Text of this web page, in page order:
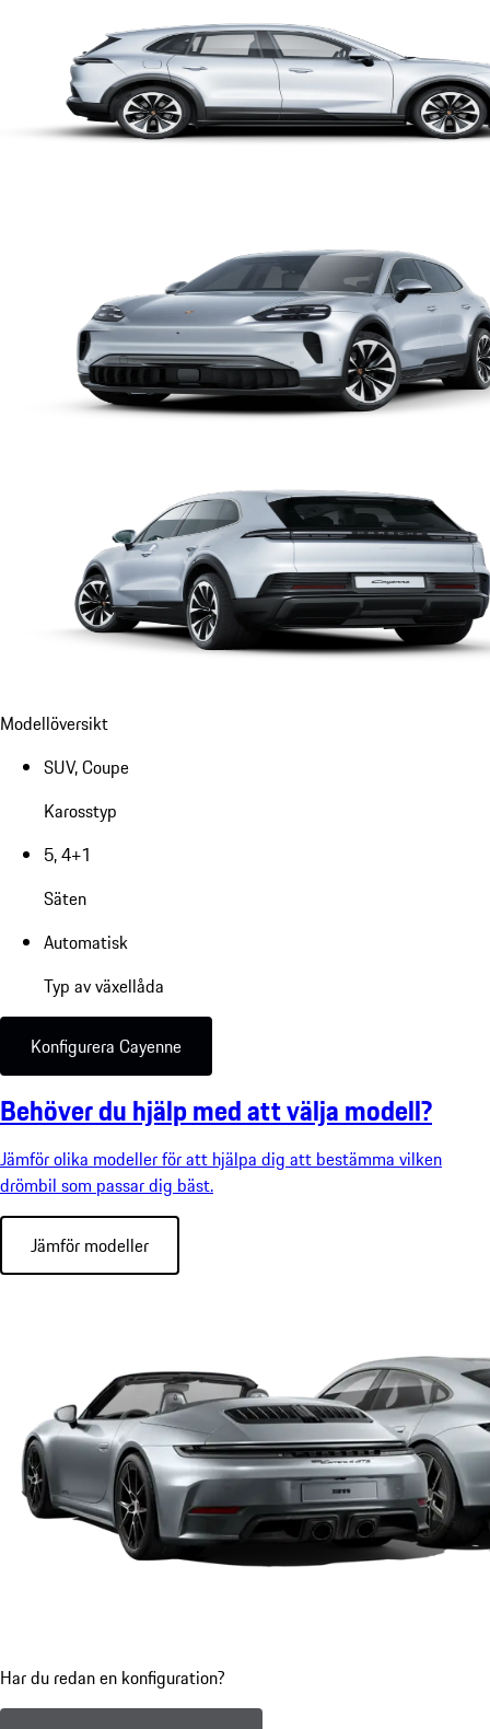
Modellöversikt
SUV, Coupe
Karosstyp
5, 4+1
Säten
Automatisk
Typ av växellåda
Konfigurera Cayenne
Behöver du hjälp med att välja modell?
Jämför olika modeller för att hjälpa dig att bestämma vilken
drömbil som passar dig bäst.
Jämför modeller
Har du redan en konfiguration?